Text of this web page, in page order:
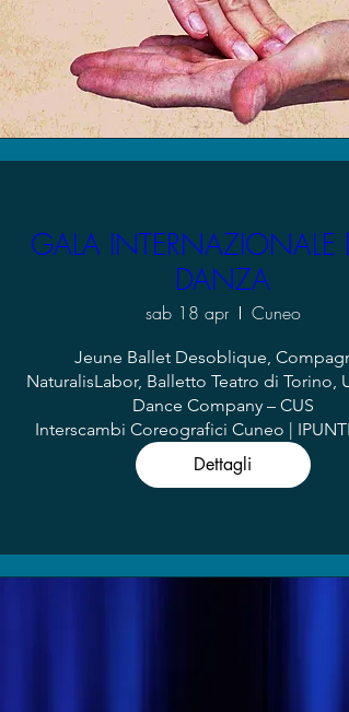
GALA INTERNAZIONALE
DANZA
sab 18 apr Cuneo
Jeune Ballet Desoblique,
NaturalisLabor, Balletto Teatro di Torino,
Dance Company – CUS
Interscambi Coreografici Cuneo |
Dettagli